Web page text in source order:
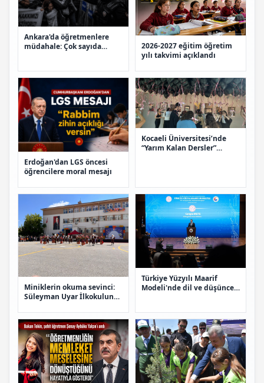
Ankara'da öğretmenlere
müdahale: Çok sayıda
2026-2027 eğitim öğretim
yılı takvimi açıklandı
Erdoğan'dan LGS öncesi
öğrencilere moral mesajı
Kocaeli Üniversitesi’nde
“Yarım Kalan Dersler”
Miniklerin okuma sevinci:
Süleyman Uyar İlkokulunda
Türkiye Yüzyılı Maarif
Modeli'nde dil ve düşünce